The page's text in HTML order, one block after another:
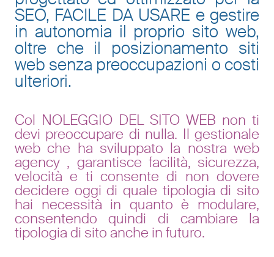
SEO, FACILE DA USARE e gestire
in autonomia il proprio sito web,
oltre che il posizionamento siti
web senza preoccupazioni o costi
ulteriori.
Col NOLEGGIO DEL SITO WEB non ti
devi preoccupare di nulla. Il gestionale
web che ha sviluppato la nostraweb
agency , garantisce facilità, sicurezza,
velocità e ti consente di non dovere
decidere oggi di quale tipologia di sito
hai necessità in quanto è modulare,
consentendo quindi di cambiare la
tipologia di sito anche in futuro.